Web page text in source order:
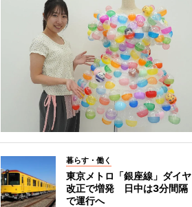
暮らす・働く
東京メトロ「銀座線」ダイヤ
改正で増発 日中は3分間隔
で運行へ